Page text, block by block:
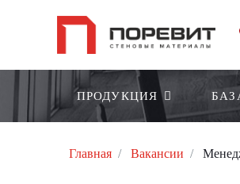
ПРОДУКЦИЯ
Главная Вакансии